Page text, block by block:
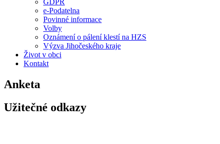
GDPR
e-Podatelna
Povinné informace
Volby
Oznámení o pálení klestí na HZS
Výzva Jihočeského kraje
Život v obci
Kontakt
Anketa
Užitečné odkazy